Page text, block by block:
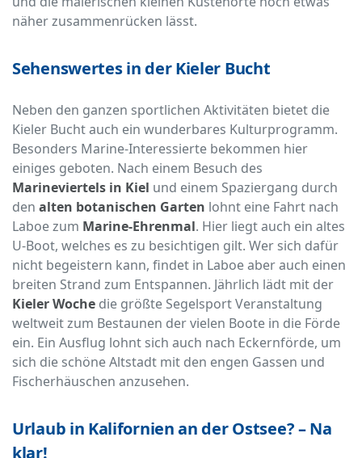
näher zusammenrücken lässt.
Sehenswertes in der Kieler Bucht
Neben den ganzen sportlichen Aktivitäten bietet die
Kieler Bucht auch ein wunderbares Kulturprogramm.
Besonders Marine-Interessierte bekommen hier
einiges geboten. Nach einem Besuch des
Marineviertels in Kiel und einem Spaziergang durch
den alten botanischen Garten lohnt eine Fahrt nach
Laboe zum Marine-Ehrenmal. Hier liegt auch ein altes
U-Boot, welches es zu besichtigen gilt. Wer sich dafür
nicht begeistern kann, findet in Laboe aber auch einen
breiten Strand zum Entspannen. Jährlich lädt mit der
Kieler Woche die größte Segelsport Veranstaltung
weltweit zum Bestaunen der vielen Boote in die Förde
ein. Ein Ausflug lohnt sich auch nach Eckernförde, um
sich die schöne Altstadt mit den engen Gassen und
Fischerhäuschen anzusehen.
Urlaub in Kalifornien an der Ostsee? – Na
klar!